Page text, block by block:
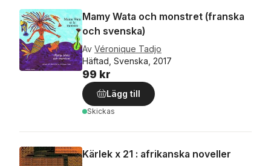
Mamy Wata och monstret (franska
och svenska)
Av Véronique Tadjo
Häftad, Svenska, 2017
99 kr
Lägg till
Skickas
Kärlek x 21 : afrikanska noveller